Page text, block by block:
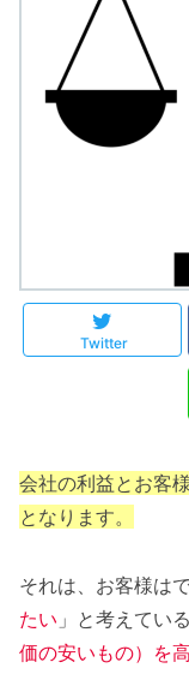
Twitter
会社の利益とお客
となります。
それは、お客様は
たい 」と考えてい
価の安いもの）を